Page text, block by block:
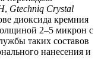
, Gtechniq Crystal
диоксида кремния
2–5 микрон с
таких составов
нанесения и